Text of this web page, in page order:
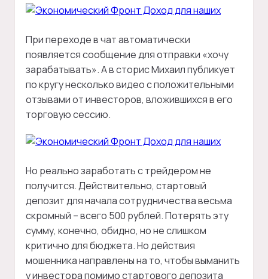
При переходе в чат автоматически
появляется сообщение для отправки «хочу
зарабатывать». А в сторис Михаил публикует
по кругу несколько видео с положительными
отзывами от инвесторов, вложившихся в его
торговую сессию.
Но реально заработать с трейдером не
получится. Действительно, стартовый
депозит для начала сотрудничества весьма
скромный – всего 500 рублей. Потерять эту
сумму, конечно, обидно, но не слишком
критично для бюджета. Но действия
мошенника направлены на то, чтобы выманить
у инвестора помимо стартового депозита